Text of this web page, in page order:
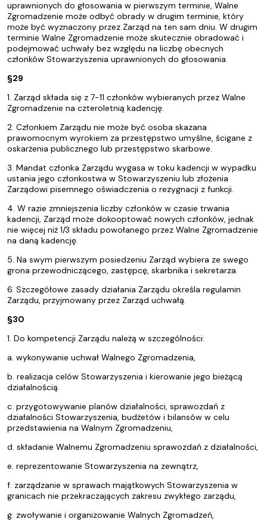
uprawnionych do głosowania w pierwszym terminie, Walne
Zgromadzenie może odbyć obrady w drugim terminie, który
może być wyznaczony przez Zarząd na ten sam dniu. W drugim
terminie Walne Zgromadzenie może skutecznie obradować i
podejmować uchwały bez względu na liczbę obecnych
członków Stowarzyszenia uprawnionych do głosowania.
§29
1. Zarząd składa się z 7-11 członków wybieranych przez Walne
Zgromadzenie na czteroletnią kadencję.
2. Członkiem Zarządu nie może być osoba skazana
prawomocnym wyrokiem za przestępstwo umyślne, ścigane z
oskarżenia publicznego lub przestępstwo skarbowe.
3. Mandat członka Zarządu wygasa w toku kadencji w wypadku
ustania jego członkostwa w Stowarzyszeniu lub złożenia
Zarządowi pisemnego oświadczenia o rezygnacji z funkcji.
4. W razie zmniejszenia liczby członków w czasie trwania
kadencji, Zarząd może dokooptować nowych członków, jednak
nie więcej niż 1/3 składu powołanego przez Walne Zgromadzenie
na daną kadencję.
5. Na swym pierwszym posiedzeniu Zarząd wybiera ze swego
grona przewodniczącego, zastępcę, skarbnika i sekretarza.
6. Szczegółowe zasady działania Zarządu określa regulamin
Zarządu, przyjmowany przez Zarząd uchwałą.
§30
1. Do kompetencji Zarządu należą w szczególności:
a. wykonywanie uchwał Walnego Zgromadzenia,
b. realizacja celów Stowarzyszenia i kierowanie jego bieżącą
działalnością.
c. przygotowywanie planów działalności, sprawozdań z
działalności Stowarzyszenia, budżetów i bilansów w celu
przedstawienia na Walnym Zgromadzeniu,
d. składanie Walnemu Zgromadzeniu sprawozdań z działalności,
e. reprezentowanie Stowarzyszenia na zewnątrz,
f. zarządzanie w sprawach majątkowych Stowarzyszenia w
granicach nie przekraczających zakresu zwykłego zarządu,
g. zwoływanie i organizowanie Walnych Zgromadzeń,